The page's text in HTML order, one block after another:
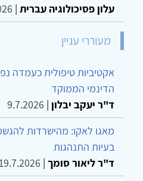
עלון פסיכולוגיה עברית |
מעוררי עניין
אקטיביות טיפולית כעמדה
הדינמי הממוקד
ד"ר יעקב יבלון |
9.7.2026
מאגו לאקו: מהישרדות
בעיות התנהגות
ד"ר ליאור סומך |
19.7.2026